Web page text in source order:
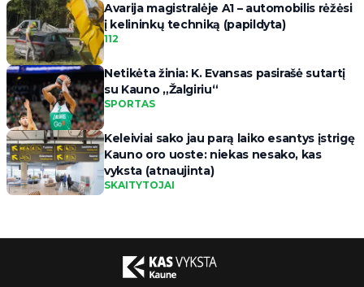
Avarija magistralėje A1 – automobilis rėžėsi
į kelininkų techniką (papildyta)
112
Netikėta žinia: K. Evansas pasirašė sutartį
su Kauno „Žalgiriu“
SPORTAS
Keleiviai sako jau parą laiko esantys įstrigę
Kauno oro uoste: niekas nesako, kas
vyksta (atnaujinta)
SKAITYTOJAI